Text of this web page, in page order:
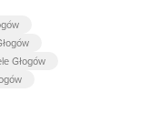
Głogów